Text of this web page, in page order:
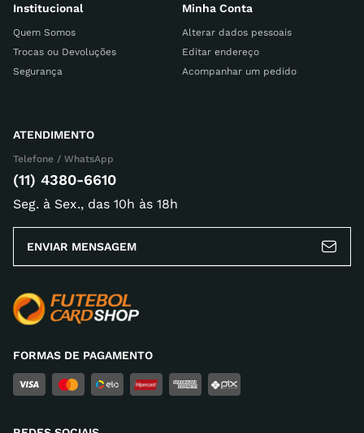
Institucional
Quem Somos
Trocas ou Devoluções
Segurança
Minha Conta
Alterar dados pessoais
Editar endereço
Acompanhar um pedido
ATENDIMENTO
Telefone / WhatsApp
(11) 4380-6610
Seg. à Sex., das 10h às 18h
ENVIAR MENSAGEM
FORMAS DE PAGAMENTO